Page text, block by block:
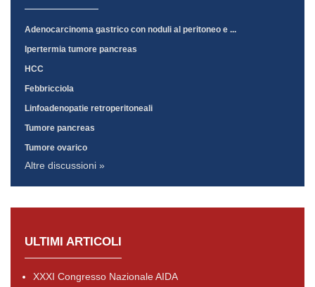
Adenocarcinoma gastrico con noduli al peritoneo e ...
Ipertermia tumore pancreas
HCC
Febbricciola
Linfoadenopatie retroperitoneali
Tumore pancreas
Tumore ovarico
Altre discussioni »
ULTIMI ARTICOLI
XXXI Congresso Nazionale AIDA